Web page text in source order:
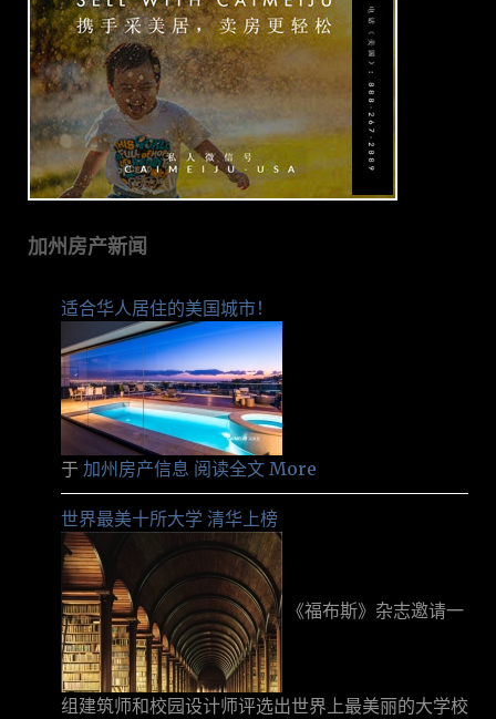
加州房产新闻
适合华人居住的美国城市！
于 加州房产信息 阅读全文 More
世界最美十所大学 清华上榜
《福布斯》杂志邀请一
组建筑师和校园设计师评选出世界上最美丽的大学校